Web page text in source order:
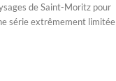
de Saint-Moritz pour
série extrêmement limitée